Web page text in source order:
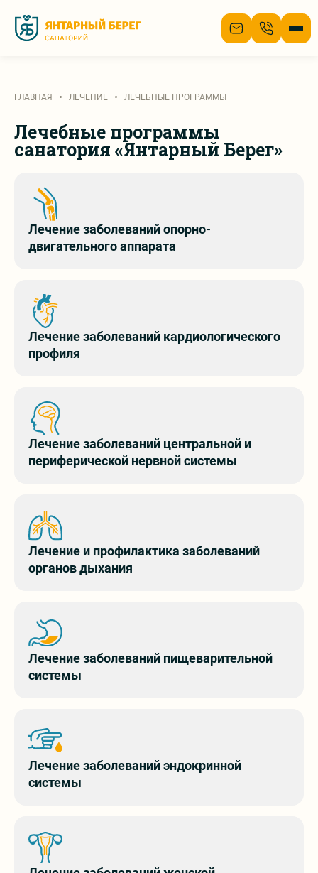
Лечение
Цены
Отдых
Акции
Частые вопросы
ГЛАВНАЯ ЛЕЧЕНИЕ ЛЕЧЕБНЫЕ ПРОГРАММЫ
Лечебные программы
санатория «Янтарный Берег»
Лечение заболеваний опорно-
двигательного аппарата
Лечение заболеваний кардиологического
профиля
Лечение заболеваний центральной и
периферической нервной системы
Лечение и профилактика заболеваний
органов дыхания
Лечение заболеваний пищеварительной
системы
Лечение заболеваний эндокринной
системы